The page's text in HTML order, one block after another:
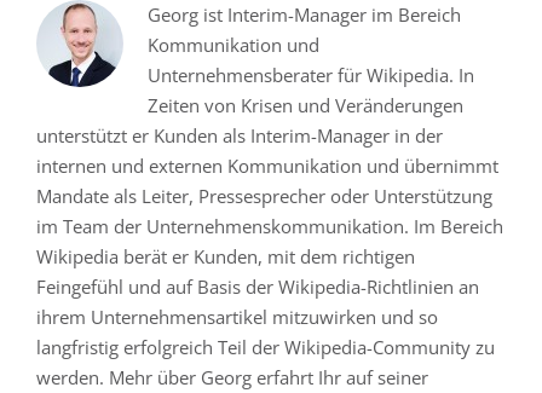
Georg ist Interim-Manager im Bereich
Kommunikation und
Unternehmensberater für Wikipedia. In
Zeiten von Krisen und Veränderungen
unterstützt er Kunden als Interim-Manager in der
internen und externen Kommunikation und übernimmt
Mandate als Leiter, Pressesprecher oder Unterstützung
im Team der Unternehmenskommunikation. Im Bereich
Wikipedia berät er Kunden, mit dem richtigen
Feingefühl und auf Basis der Wikipedia-Richtlinien an
ihrem Unternehmensartikel mitzuwirken und so
langfristig erfolgreich Teil der Wikipedia-Community zu
werden. Mehr über Georg erfahrt Ihr auf seiner